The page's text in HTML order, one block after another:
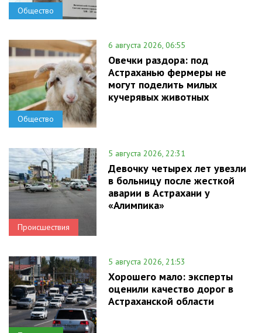
Общество
Общество
6 августа 2026, 06:55
Овечки раздора: под
Астраханью фермеры не
могут поделить милых
кучерявых животных
Происшествия
5 августа 2026, 22:31
Девочку четырех лет увезли
в больницу после жесткой
аварии в Астрахани у
«Алимпика»
5 августа 2026, 21:53
Хорошего мало: эксперты
оценили качество дорог в
Астраханской области